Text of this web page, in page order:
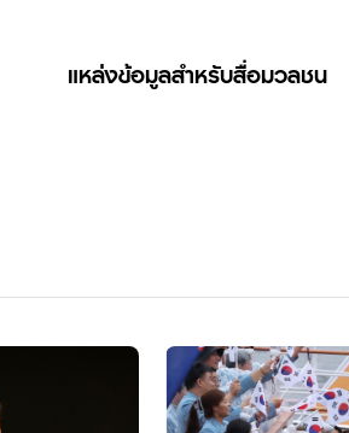
แหล่งข้อมูลสำหรับสื่อมวลชน